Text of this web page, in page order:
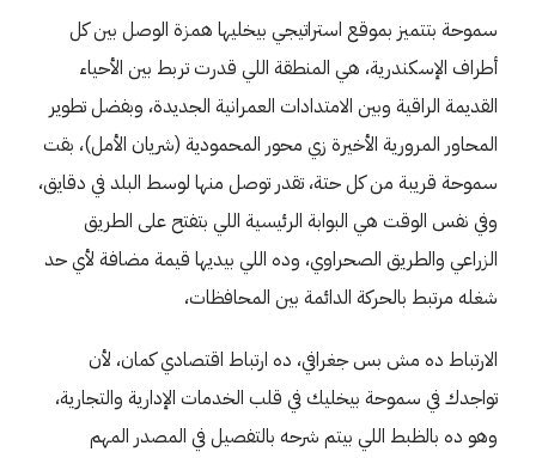
سموحة بتتميز بموقع استراتيجي بيخليها همزة الوصل بين كل
أطراف الإسكندرية، هي المنطقة اللي قدرت تربط بين الأحياء
القديمة الراقية وبين الامتدادات العمرانية الجديدة، وبفضل تطوير
المحاور المرورية الأخيرة زي محور المحمودية (شريان الأمل)، بقت
سموحة قريبة من كل حتة، تقدر توصل منها لوسط البلد في دقايق،
وفي نفس الوقت هي البوابة الرئيسية اللي بتفتح على الطريق
الزراعي والطريق الصحراوي، وده اللي بيديها قيمة مضافة لأي حد
شغله مرتبط بالحركة الدائمة بين المحافظات،
الارتباط ده مش بس جغرافي، ده ارتباط اقتصادي كمان، لأن
تواجدك في سموحة بيخليك في قلب الخدمات الإدارية والتجارية،
وهو ده بالظبط اللي بيتم شرحه بالتفصيل في المصدر المهم